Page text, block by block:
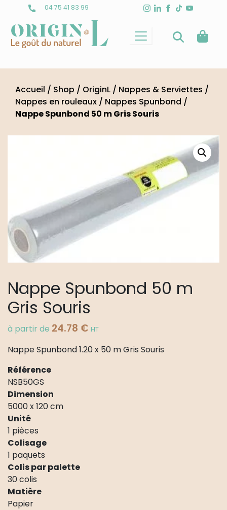
content
04 75 41 83 99
Accueil / Shop / OriginL / Nappes & Serviettes /
Nappes en rouleaux / Nappes Spunbond /
Nappe Spunbond 50 m Gris Souris
Nappe Spunbond 50 m
Gris Souris
à partir de 24.78 € HT
Nappe Spunbond 1.20 x 50 m Gris Souris
Référence
NSB50GS
Dimension
5000 x 120 cm
Unité
1 pièces
Colisage
1 paquets
Colis par palette
30 colis
Matière
Papier